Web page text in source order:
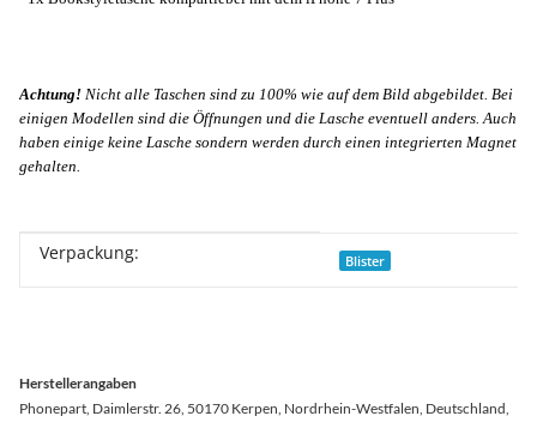
Achtung! Nicht alle Taschen sind zu 100% wie auf dem Bild abgebildet. Bei
einigen Modellen sind die Öffnungen und die Lasche eventuell anders. Auch
haben einige keine Lasche sondern werden durch einen integrierten Magnet
gehalten.
Produkteigenschaft
Wert
Verpackung: Blister
Herstellerangaben
Phonepart, Daimlerstr. 26, 50170 Kerpen, Nordrhein-Westfalen, Deutschland,